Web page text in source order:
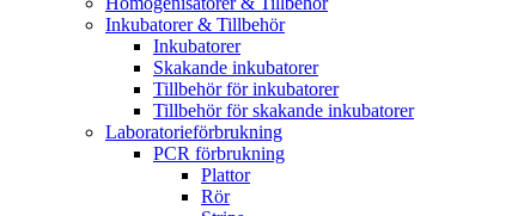
Inkubatorer & Tillbehör
Inkubatorer
Skakande inkubatorer
Tillbehör för inkubatorer
Tillbehör för skakande inkubatorer
Laboratorieförbrukning
PCR förbrukning
Plattor
Rör